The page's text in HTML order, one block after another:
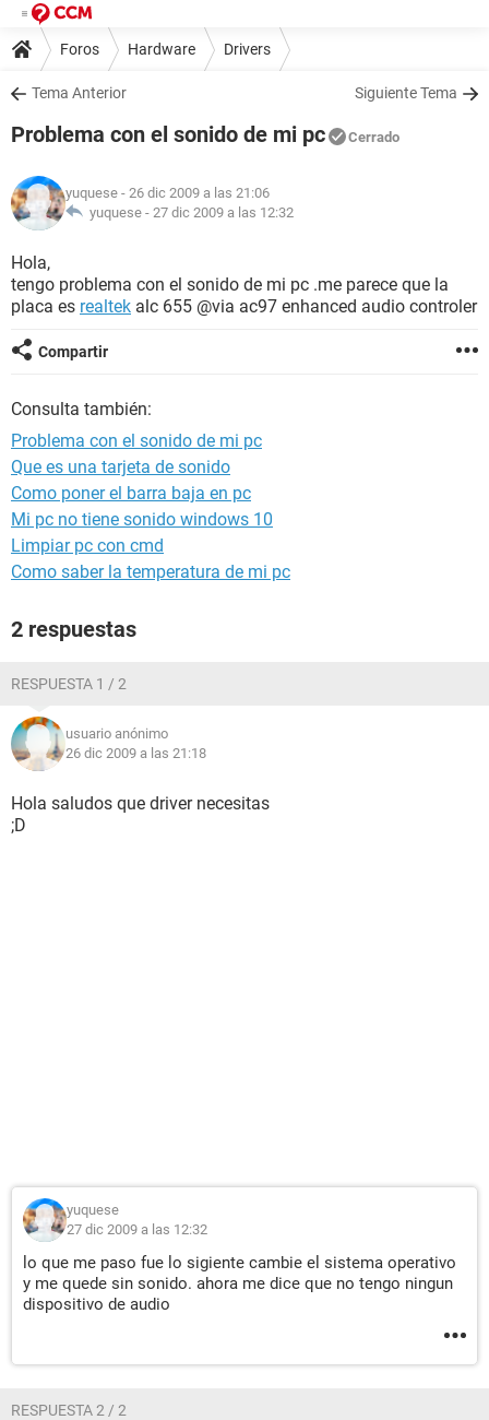
Foros Hardware Drivers
Tema Anterior Siguiente Tema
Problema con el sonido de mi pc Cerrado
yuquese - 26 dic 2009 a las 21:06
yuquese - 27 dic 2009 a las 12:32
Hola,
tengo problema con el sonido de mi pc .me parece que la
placa es realtek alc 655 @via ac97 enhanced audio controler
Compartir
Consulta también:
Problema con el sonido de mi pc
Que es una tarjeta de sonido
Como poner el barra baja en pc
Mi pc no tiene sonido windows 10
Limpiar pc con cmd
Como saber la temperatura de mi pc
2 respuestas
RESPUESTA 1 / 2
usuario anónimo
26 dic 2009 a las 21:18
Hola saludos que driver necesitas
;D
yuquese
27 dic 2009 a las 12:32
lo que me paso fue lo sigiente cambie el sistema operativo
y me quede sin sonido. ahora me dice que no tengo ningun
dispositivo de audio
RESPUESTA 2 / 2